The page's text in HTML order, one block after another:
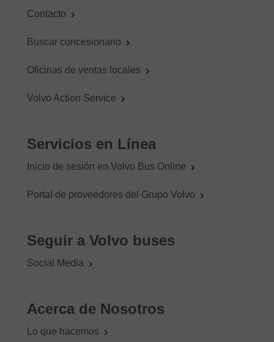
Contacto
Buscar concesionario
Oficinas de ventas locales
Volvo Action Service
Servicios en Línea
Inicio de sesión en Volvo Bus Online
Portal de proveedores del Grupo Volvo
Seguir a Volvo buses
Social Media
Acerca de Nosotros
Lo que hacemos